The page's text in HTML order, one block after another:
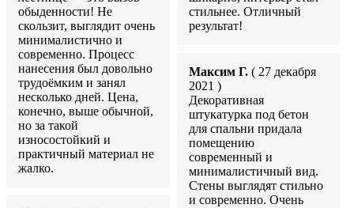
обыденности! Не
скользит, выглядит очень
минималистично и
современно. Процесс
нанесения был довольно
трудоёмким и занял
несколько дней. Цена,
конечно, выше обычной,
но за такой
износостойкий и
практичный материал не
жалко.
стильнее. Отличный
результат!
Максим Г. ( 27 декабря
2021 )
Декоративная
штукатурка под бетон
для спальни придала
помещению
современный и
минималистичный вид.
Стены выглядят стильно
и современно. Очень